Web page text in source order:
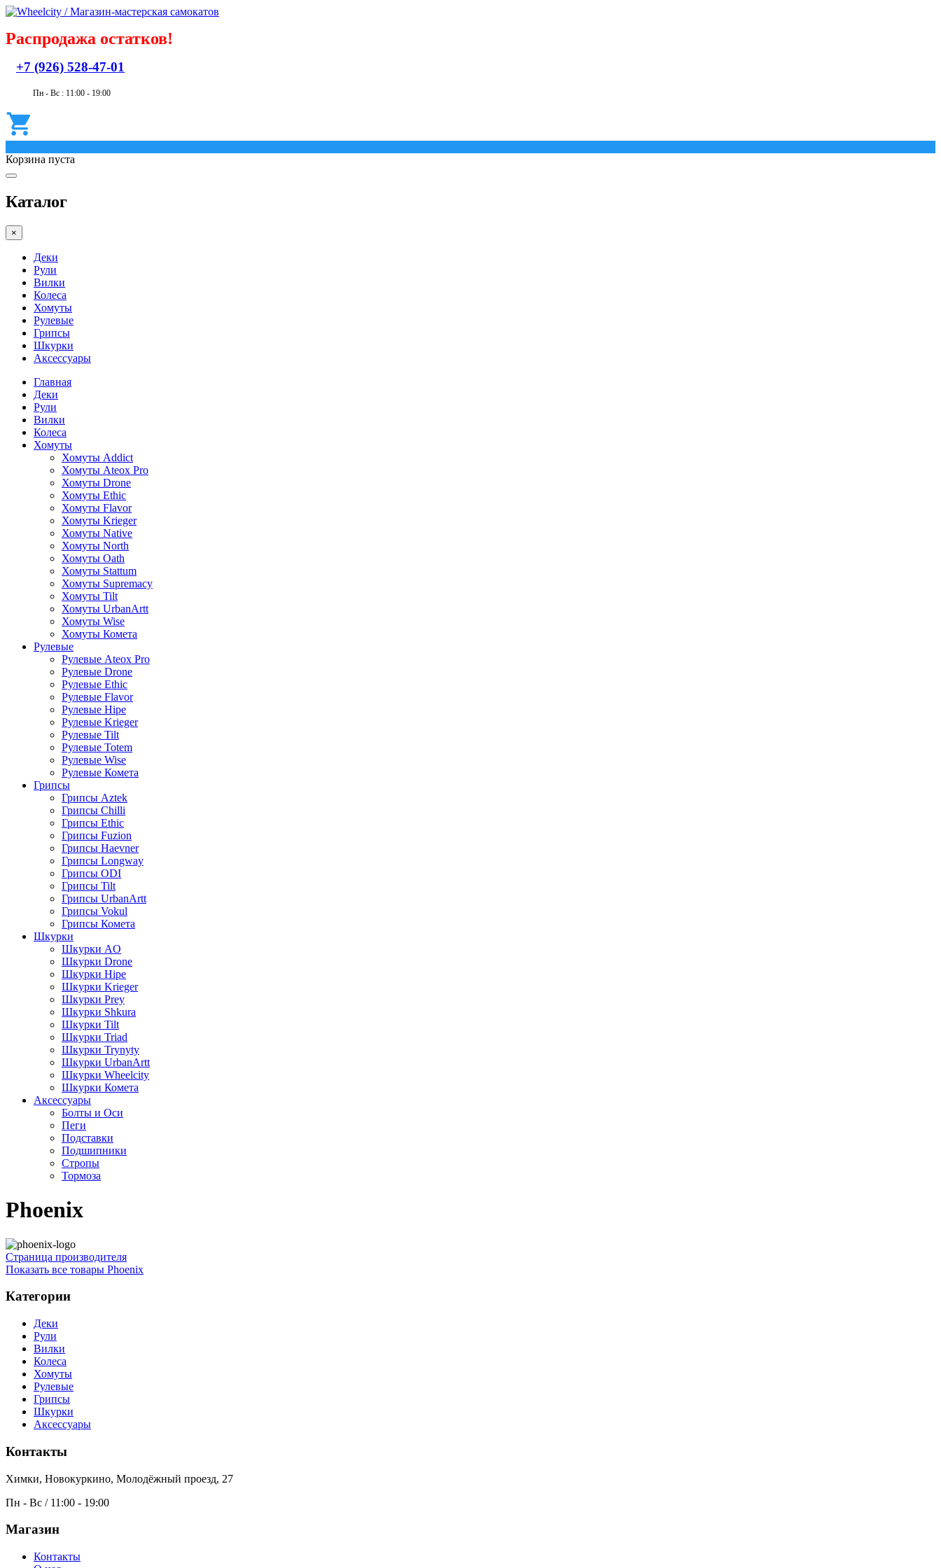
Распродажа остатков!
+7 (926) 528-47-01
Пн - Вс : 11:00 - 19:00
Корзина пуста
Каталог
×
Деки
Рули
Вилки
Колеса
Хомуты
Рулевые
Грипсы
Шкурки
Аксессуары
Главная
Деки
Рули
Вилки
Колеса
Хомуты
Хомуты Addict
Хомуты Ateox Pro
Хомуты Drone
Хомуты Ethic
Хомуты Flavor
Хомуты Krieger
Хомуты Native
Хомуты North
Хомуты Oath
Хомуты Stattum
Хомуты Supremacy
Хомуты Tilt
Хомуты UrbanArtt
Хомуты Wise
Хомуты Комета
Рулевые
Рулевые Ateox Pro
Рулевые Drone
Рулевые Ethic
Рулевые Flavor
Рулевые Hipe
Рулевые Krieger
Рулевые Tilt
Рулевые Totem
Рулевые Wise
Рулевые Комета
Грипсы
Грипсы Aztek
Грипсы Chilli
Грипсы Ethic
Грипсы Fuzion
Грипсы Haevner
Грипсы Longway
Грипсы ODI
Грипсы Tilt
Грипсы UrbanArtt
Грипсы Vokul
Грипсы Комета
Шкурки
Шкурки AO
Шкурки Drone
Шкурки Hipe
Шкурки Krieger
Шкурки Prey
Шкурки Shkurа
Шкурки Tilt
Шкурки Triad
Шкурки Trynyty
Шкурки UrbanArtt
Шкурки Wheelcity
Шкурки Комета
Аксессуары
Болты и Оси
Пеги
Подставки
Подшипники
Стропы
Тормоза
Phoenix
Страница производителя
Показать все товары Phoenix
Категории
Деки
Рули
Вилки
Колеса
Хомуты
Рулевые
Грипсы
Шкурки
Аксессуары
Контакты
Химки, Новокуркино, Молодёжный проезд, 27
Пн - Вс / 11:00 - 19:00
Магазин
Контакты